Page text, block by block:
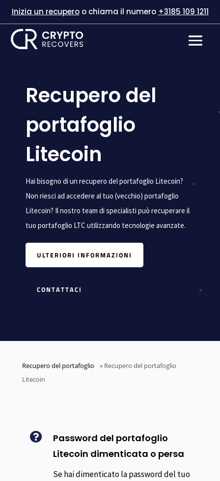
Inizia un recuperoo chiama il numero +3185 109 1211
Recupero del
portafoglio
Litecoin
Hai bisogno di un recupero del portafoglio Litecoin?
Non riesci ad accedere al tuo (vecchio) portafoglio
Litecoin? Il nostro team di specialisti può recuperare il
tuo portafoglio LTC utilizzando tecnologie avanzate.
ULTERIORI INFORMAZIONI
CONTATTACI
Recupero del portafoglio » Recupero del portafoglio
Litecoin

Password del portafoglio
Litecoin dimenticata o persa
Se hai dimenticato la password del tuo